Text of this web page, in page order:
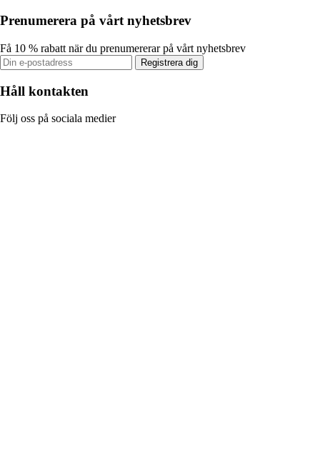
Prenumerera på vårt nyhetsbrev
Få 10 % rabatt när du prenumererar på vårt nyhetsbrev
Registrera dig
Håll kontakten
Följ oss på sociala medier